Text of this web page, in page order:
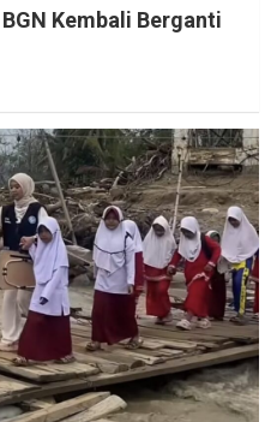
Kembali Berganti